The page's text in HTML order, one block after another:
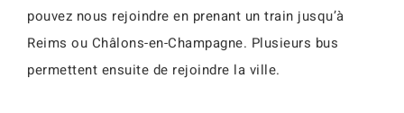
pouvez nous rejoindre en prenant un train jusqu’à
Reims ou Châlons-en-Champagne. Plusieurs bus
permettent ensuite de rejoindre la ville.